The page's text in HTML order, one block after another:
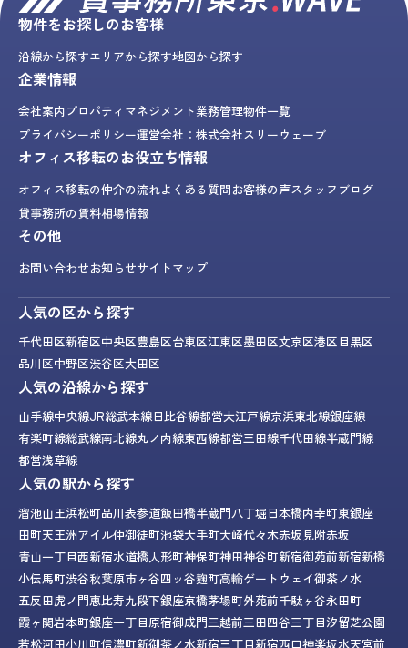
物件をお探しのお客様
沿線から探すエリアから探す地図から探す
企業情報
会社案内プロパティマネジメント業務管理物件一覧
プライバシーポリシー運営会社：株式会社スリーウェーブ
オフィス移転のお役立ち情報
オフィス移転の仲介の流れよくある質問お客様の声スタッフブログ
貸事務所の賃料相場情報
その他
お問い合わせお知らせサイトマップ
人気の区から探す
千代田区新宿区中央区豊島区台東区江東区墨田区文京区港区目黒区
品川区中野区渋谷区大田区
人気の沿線から探す
山手線中央線JR総武本線日比谷線都営大江戸線京浜東北線銀座線
有楽町線総武線南北線丸ノ内線東西線都営三田線千代田線半蔵門線
都営浅草線
人気の駅から探す
溜池山王浜松町品川表参道飯田橋半蔵門八丁堀日本橋内幸町東銀座
田町天王洲アイル仲御徒町池袋大手町大崎代々木赤坂見附赤坂
青山一丁目西新宿水道橋人形町神保町神田神谷町新宿御苑前新宿新橋
小伝馬町渋谷秋葉原市ヶ谷四ッ谷麹町高輪ゲートウェイ御茶ノ水
五反田虎ノ門恵比寿九段下銀座京橋茅場町外苑前千駄ヶ谷永田町
霞ヶ関岩本町銀座一丁目原宿御成門三越前三田四谷三丁目汐留芝公園
若松河田小川町信濃町新御茶ノ水新宿三丁目新宿西口神楽坂水天宮前